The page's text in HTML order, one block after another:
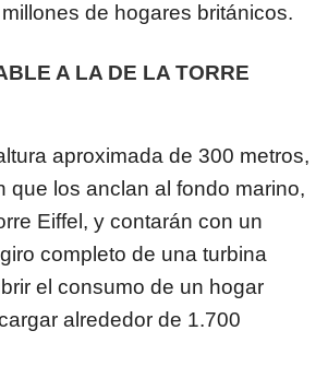
de hogares británicos.
A LA DE LA TORRE
aproximada de 300 metros,
que los anclan al fondo marino,
Eiffel, y contarán con un
completo de una turbina
el consumo de un hogar
alrededor de 1.700